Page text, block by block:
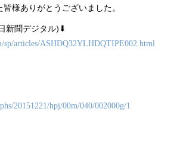
様ありがとうございました。
新聞デジタル)⬇︎
sp/articles/ASHDQ32YLHDQTIPE002.html
20151221/hpj/00m/040/002000g/1